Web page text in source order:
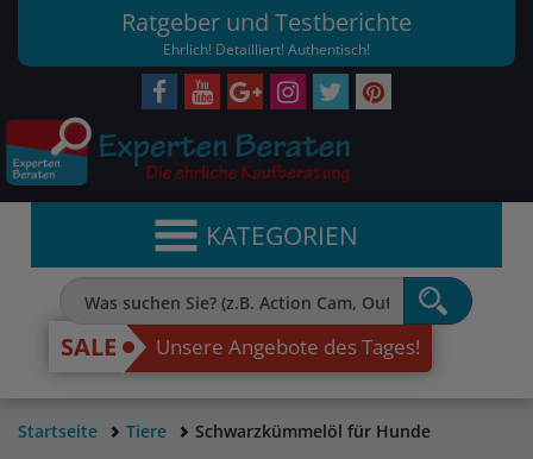
Ratgeber und Testberichte
Ehrlich! Detailliert! Authentisch!
KATEGORIEN
SALE Unsere Angebote des Tages!
Startseite Tiere Schwarzkümmelöl für Hunde